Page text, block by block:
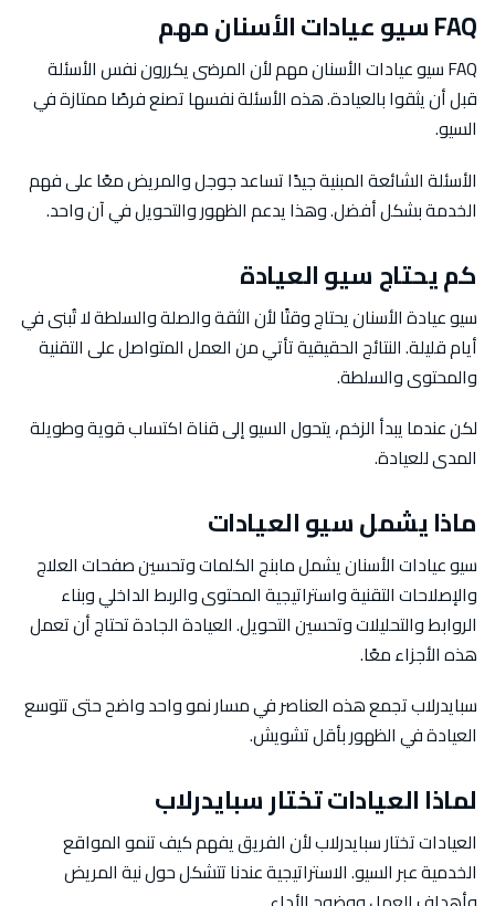
FAQ سيو عيادات الأسنان مهم
FAQ سيو عيادات الأسنان مهم لأن المرضى يكررون نفس الأسئلة
قبل أن يثقوا بالعيادة. هذه الأسئلة نفسها تصنع فرصًا ممتازة في
السيو.
الأسئلة الشائعة المبنية جيدًا تساعد جوجل والمريض معًا على فهم
الخدمة بشكل أفضل. وهذا يدعم الظهور والتحويل في آن واحد.
كم يحتاج سيو العيادة
سيو عيادة الأسنان يحتاج وقتًا لأن الثقة والصلة والسلطة لا تُبنى في
أيام قليلة. النتائج الحقيقية تأتي من العمل المتواصل على التقنية
والمحتوى والسلطة.
لكن عندما يبدأ الزخم، يتحول السيو إلى قناة اكتساب قوية وطويلة
المدى للعيادة.
ماذا يشمل سيو العيادات
سيو عيادات الأسنان يشمل مابنج الكلمات وتحسين صفحات العلاج
والإصلاحات التقنية واستراتيجية المحتوى والربط الداخلي وبناء
الروابط والتحليلات وتحسين التحويل. العيادة الجادة تحتاج أن تعمل
هذه الأجزاء معًا.
سبايدرلاب تجمع هذه العناصر في مسار نمو واحد واضح حتى تتوسع
العيادة في الظهور بأقل تشويش.
لماذا العيادات تختار سبايدرلاب
العيادات تختار سبايدرلاب لأن الفريق يفهم كيف تنمو المواقع
الخدمية عبر السيو. الاستراتيجية عندنا تتشكل حول نية المريض